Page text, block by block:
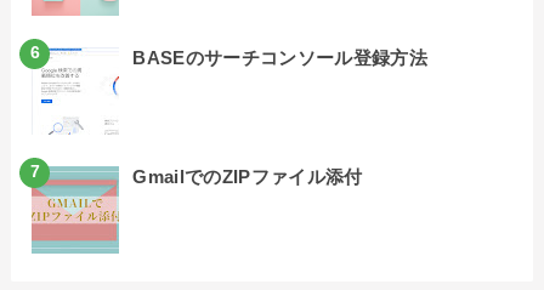
BASEのサーチコンソール登録方法
GmailでのZIPファイル添付